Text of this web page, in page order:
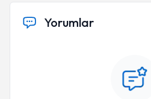
Yorumlar